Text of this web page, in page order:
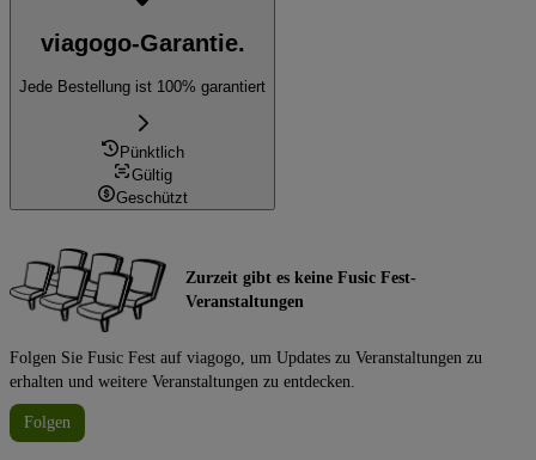
viagogo-Garantie.
Jede Bestellung ist 100% garantiert
Pünktlich
Gültig
Geschützt
Zurzeit gibt es keine Fusic Fest-
Veranstaltungen
Folgen Sie Fusic Fest auf viagogo, um Updates zu Veranstaltungen zu
erhalten und weitere Veranstaltungen zu entdecken.
Folgen